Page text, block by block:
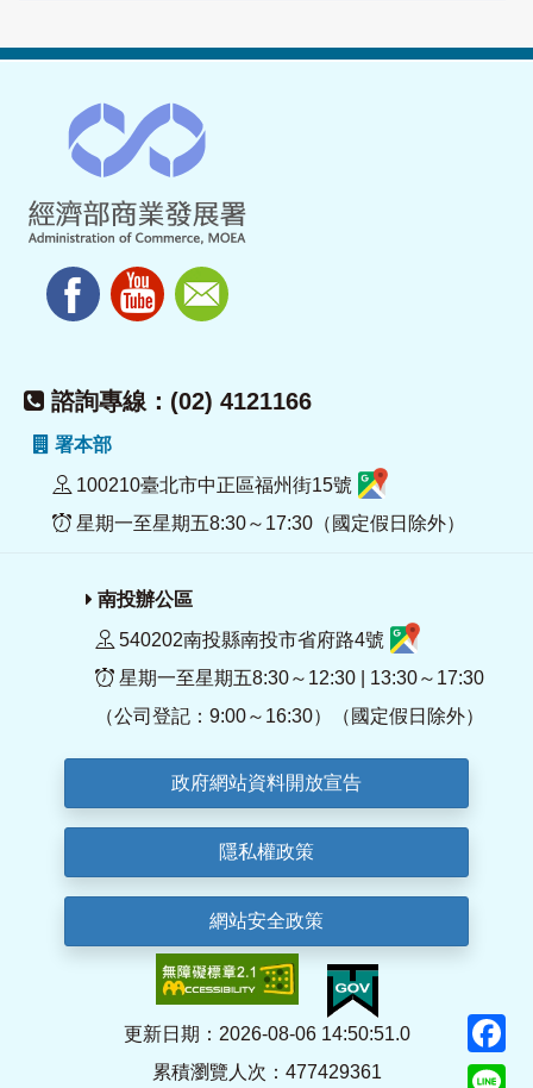
諮詢專線：(02) 4121166
署本部
100210臺北市中正區福州街15號
星期一至星期五8:30～17:30（國定假日除外）
南投辦公區
540202南投縣南投市省府路4號
星期一至星期五8:30～12:30 | 13:30～17:30
（公司登記：9:00～16:30）（國定假日除外）
政府網站資料開放宣告
隱私權政策
網站安全政策
更新日期：2026-08-06 14:50:51.0
累積瀏覽人次：477429361